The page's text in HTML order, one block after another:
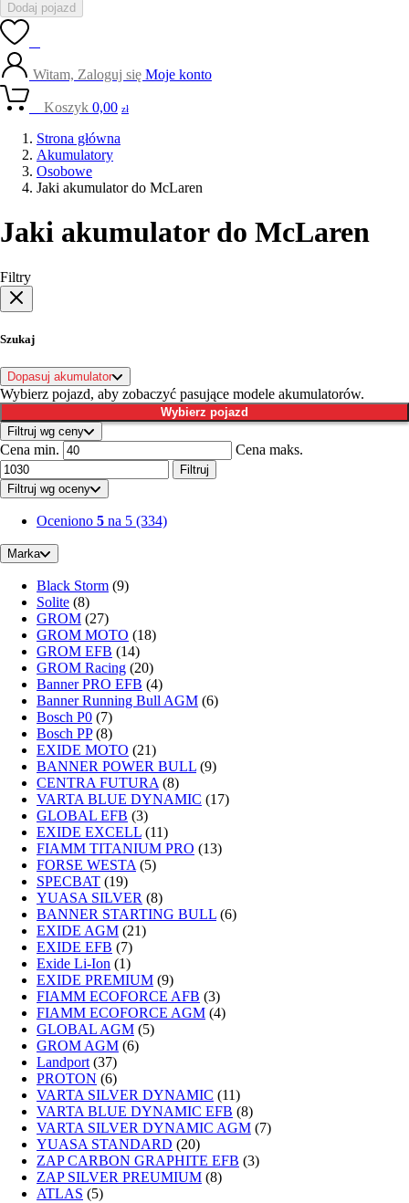
Dodaj pojazd
Witam, Zaloguj się Moje konto
Koszyk 0,00 zł
Strona główna
Akumulatory
Osobowe
Jaki akumulator do McLaren
Jaki akumulator do McLaren
Filtry
Szukaj
Dopasuj akumulator
Wybierz pojazd, aby zobaczyć pasujące modele akumulatorów.
Wybierz pojazd
Filtruj wg ceny
Cena min. Cena maks.
Filtruj
Filtruj wg oceny
Oceniono 5 na 5 (334)
Marka
Black Storm (9)
Solite (8)
GROM (27)
GROM MOTO (18)
GROM EFB (14)
GROM Racing (20)
Banner PRO EFB (4)
Banner Running Bull AGM (6)
Bosch P0 (7)
Bosch PP (8)
EXIDE MOTO (21)
BANNER POWER BULL (9)
CENTRA FUTURA (8)
VARTA BLUE DYNAMIC (17)
GLOBAL EFB (3)
EXIDE EXCELL (11)
FIAMM TITANIUM PRO (13)
FORSE WESTA (5)
SPECBAT (19)
YUASA SILVER (8)
BANNER STARTING BULL (6)
EXIDE AGM (21)
EXIDE EFB (7)
Exide Li-Ion (1)
EXIDE PREMIUM (9)
FIAMM ECOFORCE AFB (3)
FIAMM ECOFORCE AGM (4)
GLOBAL AGM (5)
GROM AGM (6)
Landport (37)
PROTON (6)
VARTA SILVER DYNAMIC (11)
VARTA BLUE DYNAMIC EFB (8)
VARTA SILVER DYNAMIC AGM (7)
YUASA STANDARD (20)
ZAP CARBON GRAPHITE EFB (3)
ZAP SILVER PREUMIUM (8)
ATLAS (5)